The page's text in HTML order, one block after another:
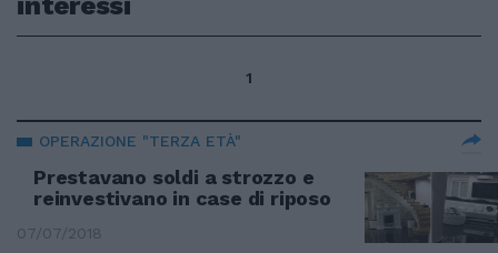
1
OPERAZIONE "TERZA ETÀ"
Prestavano soldi a strozzo e
reinvestivano in case di riposo
07/07/2018